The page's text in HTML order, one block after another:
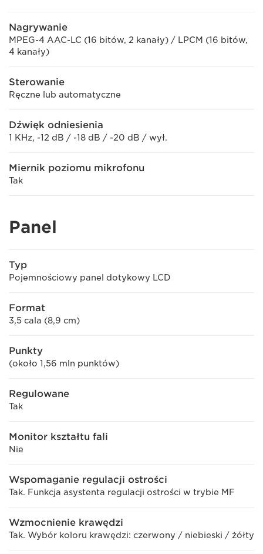
Nagrywanie
MPEG-4 AAC-LC (16 bitów, 2 kanały) / LPCM (16 bitów,
4 kanały)
Sterowanie
Ręczne lub automatyczne
Dźwięk odniesienia
1 KHz, -12 dB / -18 dB / -20 dB / wył.
Miernik poziomu mikrofonu
Tak
Panel
Typ
Pojemnościowy panel dotykowy LCD
Format
3,5 cala (8,9 cm)
Punkty
(około 1,56 mln punktów)
Regulowane
Tak
Monitor kształtu fali
Nie
Wspomaganie regulacji ostrości
Tak. Funkcja asystenta regulacji ostrości w trybie MF
Wzmocnienie krawędzi
Tak. Wybór koloru krawędzi: czerwony / niebieski / żółty